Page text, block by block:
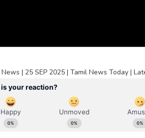
| 25 SEP 2025 | Tamil News Today |